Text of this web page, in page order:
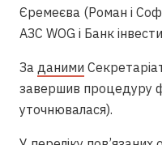
Єремеєва (Роман і
АЗС WOG і Банк
За даними
завершив процедуру
уточнювалася).